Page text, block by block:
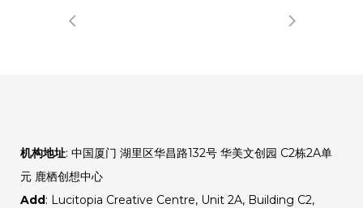
机构地址: 中国厦门 湖里区华昌路132号 华美文创园 C2栋2A单
元 鹿栖创想中心
Add: Lucitopia Creative Centre, Unit 2A, Building C2,